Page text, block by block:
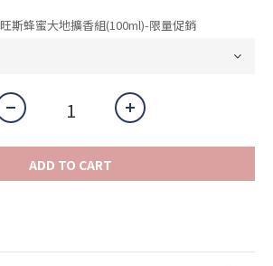
斯蜂蜜大地擴香組(100ml)-限量促銷
ADD TO CART